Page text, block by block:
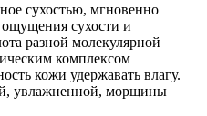
сухостью, мгновенно
сухости и
разной молекулярной
комплексом
кожи удержавать влагу.
увлажненной, морщины